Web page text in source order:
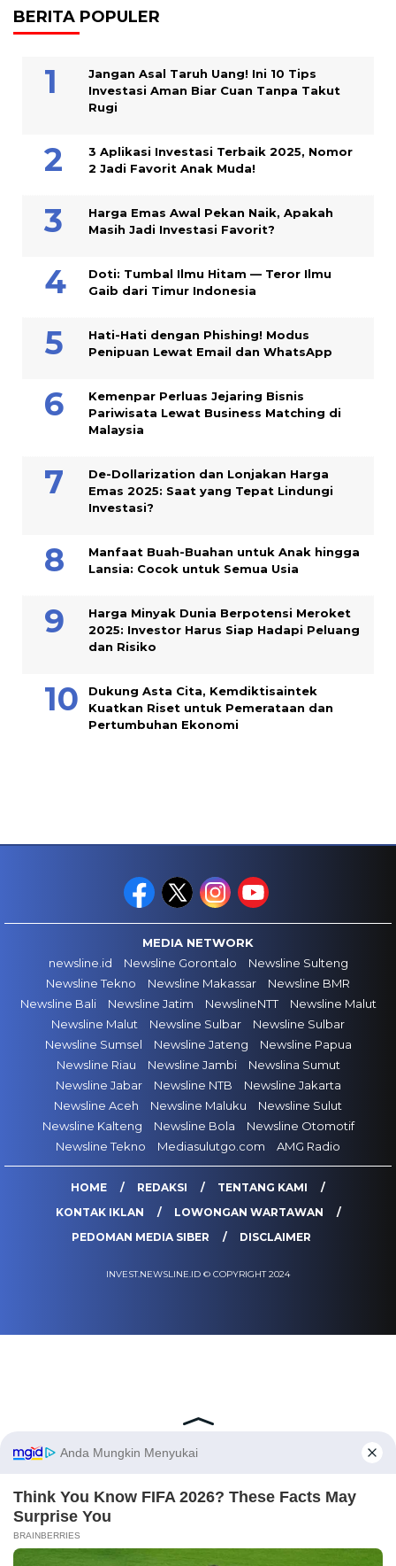
BERITA POPULER
Jangan Asal Taruh Uang! Ini 10 Tips
Investasi Aman Biar Cuan Tanpa Takut
Rugi
3 Aplikasi Investasi Terbaik 2025, Nomor
2 Jadi Favorit Anak Muda!
Harga Emas Awal Pekan Naik, Apakah
Masih Jadi Investasi Favorit?
Doti: Tumbal Ilmu Hitam — Teror Ilmu
Gaib dari Timur Indonesia
Hati-Hati dengan Phishing! Modus
Penipuan Lewat Email dan WhatsApp
Kemenpar Perluas Jejaring Bisnis
Pariwisata Lewat Business Matching di
Malaysia
De-Dollarization dan Lonjakan Harga
Emas 2025: Saat yang Tepat Lindungi
Investasi?
Manfaat Buah-Buahan untuk Anak hingga
Lansia: Cocok untuk Semua Usia
Harga Minyak Dunia Berpotensi Meroket
2025: Investor Harus Siap Hadapi Peluang
dan Risiko
Dukung Asta Cita, Kemdiktisaintek
Kuatkan Riset untuk Pemerataan dan
Pertumbuhan Ekonomi
MEDIA NETWORK
newsline.id
Newsline Gorontalo
Newsline Sulteng
Newsline Tekno
Newsline Makassar
Newsline BMR
Newsline Bali
Newsline Jatim NewslineNTT
Newsline Malut
Newsline Malut
Newsline Sulbar
Newsline Sulbar
Newsline Sumsel
Newsline Jateng
Newsline Papua
Newsline Riau
Newsline Jambi
Newslina Sumut
Newsline Jabar
Newsline NTB
Newsline Jakarta
Newsline Aceh
Newsline Maluku
Newsline Sulut
Newsline Kalteng
Newsline Bola
Newsline Otomotif
Newsline Tekno
Mediasulutgo.com AMG Radio
HOME REDAKSI
TENTANG KAMI
KONTAK IKLAN
LOWONGAN WARTAWAN
PEDOMAN MEDIA SIBER
DISCLAIMER
INVEST.NEWSLINE.ID © COPYRIGHT 2024